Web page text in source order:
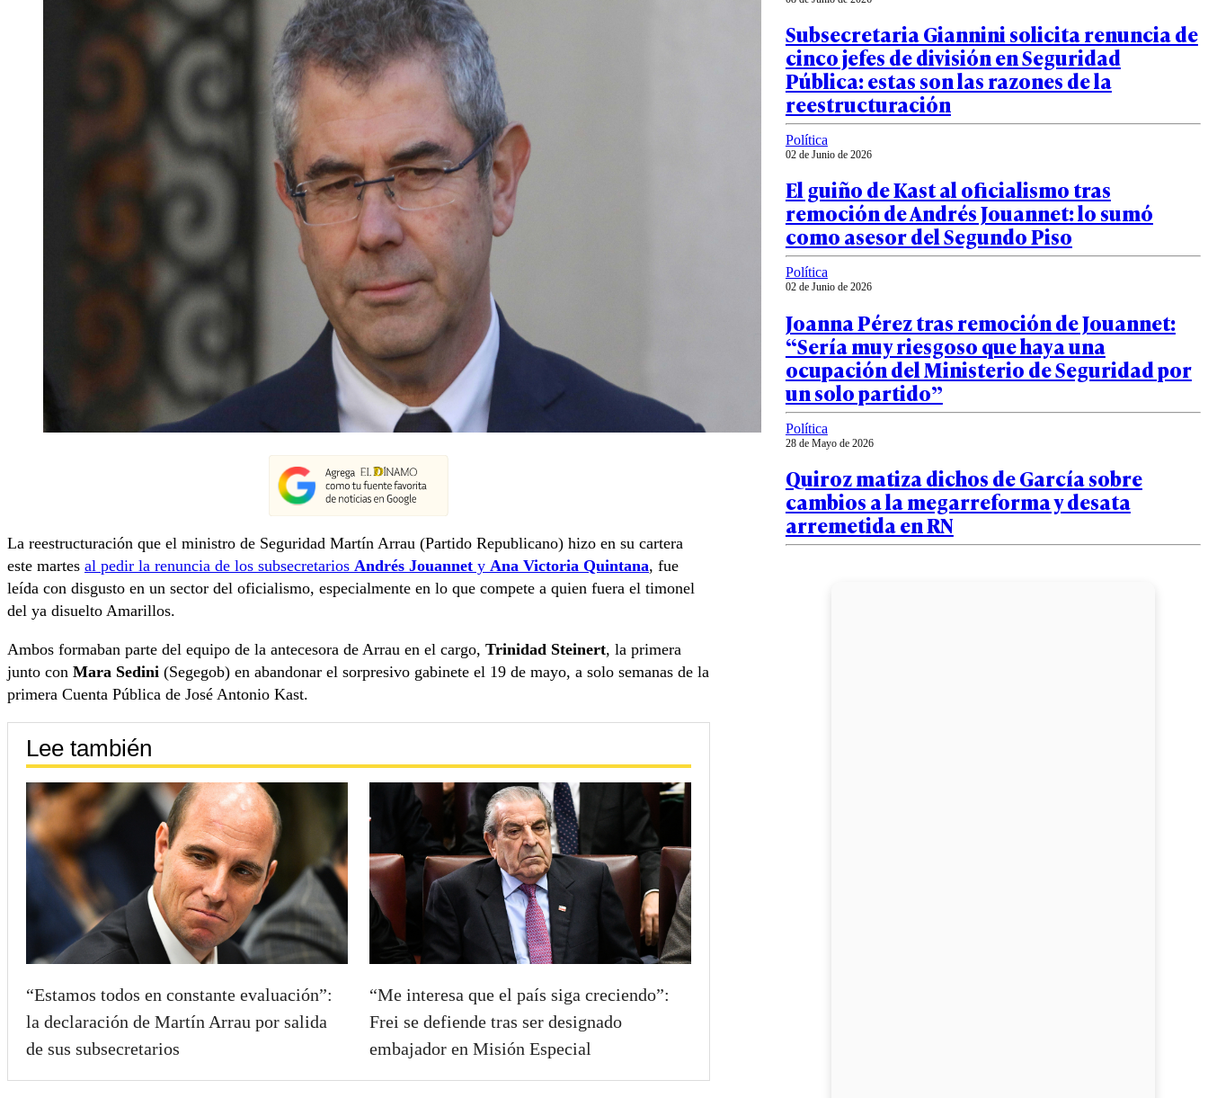
La reestructuración que el ministro de Seguridad Martín Arrau (Partido Republicano) hizo en su cartera
este martes al pedir la renuncia de los subsecretarios Andrés Jouannet y Ana Victoria Quintana, fue
leída con disgusto en un sector del oficialismo, especialmente en lo que compete a quien fuera el timonel
del ya disuelto Amarillos.
Ambos formaban parte del equipo de la antecesora de Arrau en el cargo, Trinidad Steinert, la primera
junto con Mara Sedini (Segegob) en abandonar el sorpresivo gabinete el 19 de mayo, a solo semanas de la
primera Cuenta Pública de José Antonio Kast.
Lee también
“Estamos todos en constante evaluación”:
la declaración de Martín Arrau por salida
de sus subsecretarios
“Me interesa que el país siga creciendo”:
Frei se defiende tras ser designado
embajador en Misión Especial
Subsecretaria Giannini solicita renuncia de
cinco jefes de división en Seguridad
Pública: estas son las razones de la
reestructuración
Política
02 de Junio de 2026
El guiño de Kast al oficialismo tras
remoción de Andrés Jouannet: lo sumó
como asesor del Segundo Piso
Política
02 de Junio de 2026
Joanna Pérez tras remoción de Jouannet:
“Sería muy riesgoso que haya una
ocupación del Ministerio de Seguridad por
un solo partido”
Política
28 de Mayo de 2026
Quiroz matiza dichos de García sobre
cambios a la megarreforma y desata
arremetida en RN